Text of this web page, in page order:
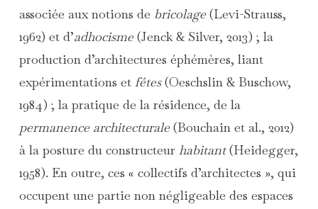
associée aux notions de bricolage (Levi-Strauss,
1962) et d’adhocisme (Jenck & Silver, 2013) ; la
production d’architectures éphémères, liant
expérimentations et fêtes(Oeschslin & Buschow,
1984) ; la pratique de la résidence, de la
permanence architecturale(Bouchain et al., 2012)
à la posture du constructeur habitant(Heidegger,
1958). En outre, ces « collectifs d’architectes », qui
occupent une partie non négligeable des espaces